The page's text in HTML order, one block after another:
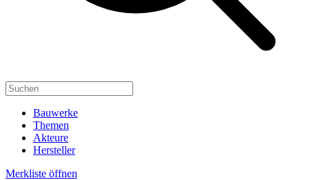
Bauwerke
Themen
Akteure
Hersteller
Merkliste öffnen